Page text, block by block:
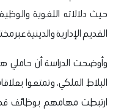
حيث دلالاته اللغوية
القديم الإدارية والدينية عبر
وأوضحت الدراسة أن حاملي
البلاط الملكي، وتمتعوا
ارتبطت مهامهم بوظائف